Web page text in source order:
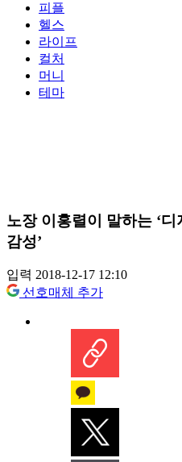
피플
헬스
라이프
컬처
머니
테마
노장 이홍렬이 말하는 ‘
감성’
입력 2018-12-17 12:10
선호매체 추가